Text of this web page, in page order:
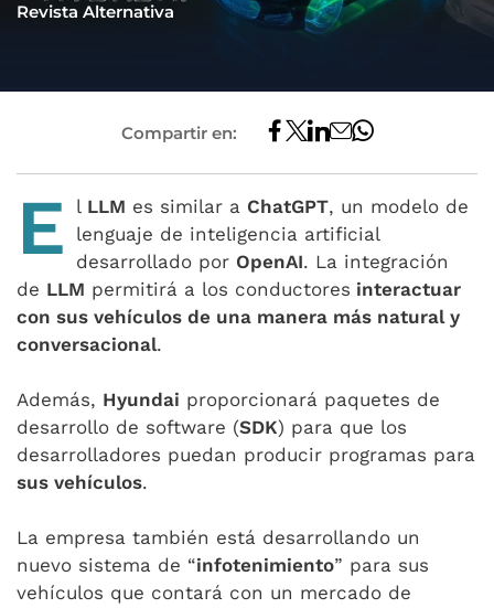
Revista Alternativa
Compartir en:
E l LLM es similar a ChatGPT, un modelo de
lenguaje de inteligencia artificial
desarrollado por OpenAI. La integración
de LLM permitirá a los conductores interactuar
con sus vehículos de una manera más natural y
conversacional.
Además, Hyundai proporcionará paquetes de
desarrollo de software (SDK) para que los
desarrolladores puedan producir programas para
sus vehículos.
La empresa también está desarrollando un
nuevo sistema de “infotenimiento” para sus
vehículos que contará con un mercado de